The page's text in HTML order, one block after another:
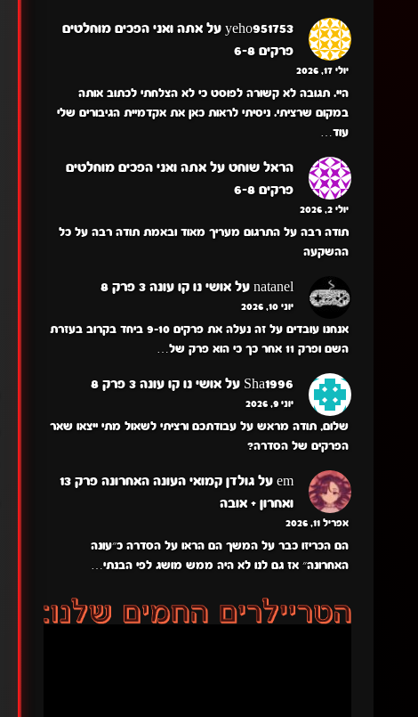
yeho951753 עלאתה ואני הפכים מוחלטים
פרקים 6-8
יולי 17, 2026
היי. תגובה לא קשורה לפוסט כי לא הצלחתי לכתוב אותה
במקום שרציתי. ניסיתי לראות כאן את אקדמיית הגיבורים שלי
עוד…
הראל שוחט עלאתה ואני הפכים מוחלטים
פרקים 6-8
יולי 2, 2026
תודה רבה על התרגום מעריך מאוד ובאמת תודה רבה על כל
ההשקעה
natanel עלאושי נו קו עונה 3 פרק 8
יוני 10, 2026
אנחנו עובדים על זה נעלה את פרקים 9-10 ביחד בקרוב בעזרת
השם ופרק 11 אחר כך כי הוא פרק של…
Sha1996 עלאושי נו קו עונה 3 פרק 8
יוני 9, 2026
שלום, תודה מראש על עבודתכם ורציתי לשאול מתי ייצאו שאר
הפרקים של הסדרה?
em על
גולדן קמואי העונה האחרונה פרק 13
ואחרון + אובה
אפריל 11, 2026
הם הכריזו כבר על המשך הם הראו על הסדרה כ״עונה
האחרונה״ אז גם לנו לא היה ממש מושג לפי הבנתי…